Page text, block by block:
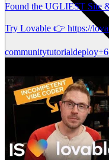
Found the UGLIEST Site
Try Lovable 👉 https://
communitytutorialdeploy